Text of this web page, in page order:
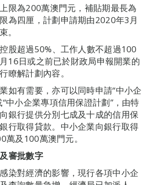
限為200萬澳門元，補貼期最長為
為四厘，計劃申請期由2020年3月
。
股超過50%、工作人數不超過100
16日或之前已於財政局申報開業的
瞭解計劃內容。
如有需要，亦可以同時申請“中小企
中小企業專項信用保證計劃”，由特
銀行提供分別七成及十成的信用保
行取得貸款。中小企業向銀行取得
萬及100萬澳門元。
審批數字
染對經濟的影響，現行各項中小企